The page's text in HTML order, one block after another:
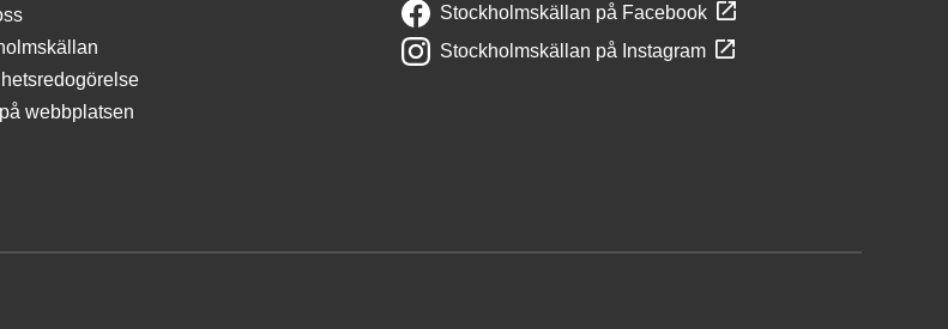
webbplatsen
Stockholmskällan på Facebook
Stockholmskällan på Instagram